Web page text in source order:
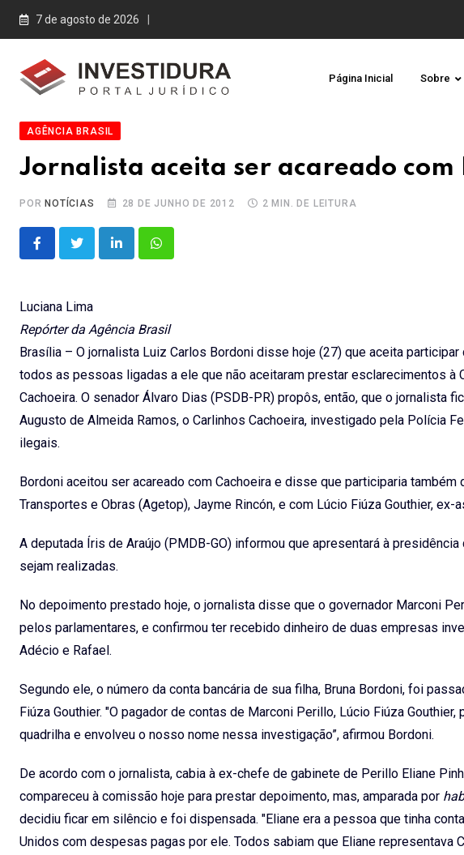
Skip
7 de agosto de 2026
Página Inicial Sobre
AGÊNCIA BRASIL
Jornalista aceita ser acareado com
PORNOTÍCIAS 28 DE JUNHO DE 2012 2 MIN. DE LEITURA
LinkedInWhatsapp
Luciana Lima
Repórter da Agência Brasil
Brasília – O jornalista Luiz Carlos Bordoni disse hoje (27) que aceita
todos as pessoas ligadas a ele que não aceitaram prestar esclarecimentos
Cachoeira. O senador Álvaro Dias (PSDB-PR) propôs, então, que o jornalista
Augusto de Almeida Ramos, o Carlinhos Cachoeira, investigado pela Polícia
ilegais.
Bordoni aceitou ser acareado com Cachoeira e disse que participaria
Transportes e Obras (Agetop), Jayme Rincón, e com Lúcio Fiúza Gouthier,
A deputada Íris de Araújo (PMDB-GO) informou que apresentará à
sejam realizadas.
No depoimento prestado hoje, o jornalista disse que o governador Marconi
pelos parlamentares, e confirmou ter recebido dinheiro de duas empresas
Adécio e Rafael.
Segundo ele, o número da conta bancária de sua filha, Bruna Bordoni, foi
Fiúza Gouthier. "O pagador de contas de Marconi Perillo, Lúcio Fiúza
quadrilha e envolveu o nosso nome nessa investigação”, afirmou Bordoni.
De acordo com o jornalista, cabia à ex-chefe de gabinete de Perillo Eliane
compareceu à comissão hoje para prestar depoimento, mas, amparada por
decidiu ficar em silêncio e foi dispensada. "Eliane era a pessoa que tinha
Unidos com despesas pagas por ele. Todos sabiam que Eliane representava